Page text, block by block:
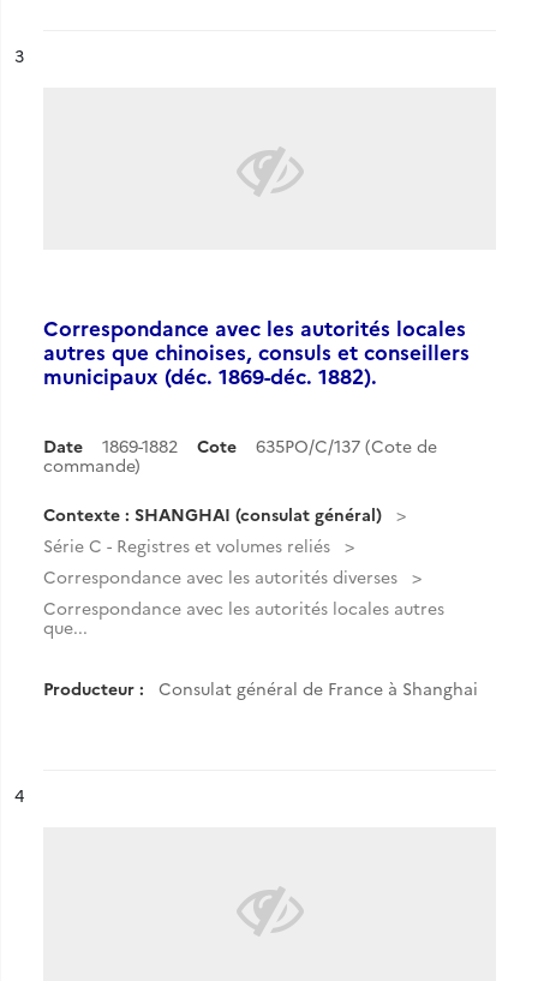
n°
3
Correspondance avec les autorités locales
autres que chinoises, consuls et conseillers
municipaux (déc. 1869-déc. 1882).
Date 1869-1882 Cote
635PO/C/137 (Cote de
commande)
Contexte : SHANGHAI (consulat général)
Série C - Registres et volumes reliés
Correspondance avec les autorités diverses
Correspondance avec les autorités locales autres
que...
Producteur : Consulat général de France à Shanghai
n°
4